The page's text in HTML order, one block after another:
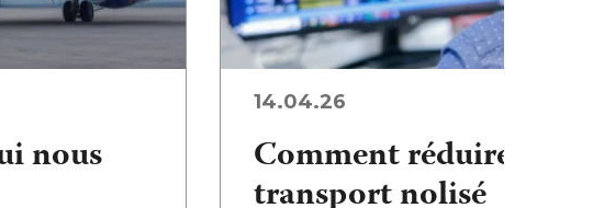
nous
14.04.26
Comment réduire vos
transport nolisé